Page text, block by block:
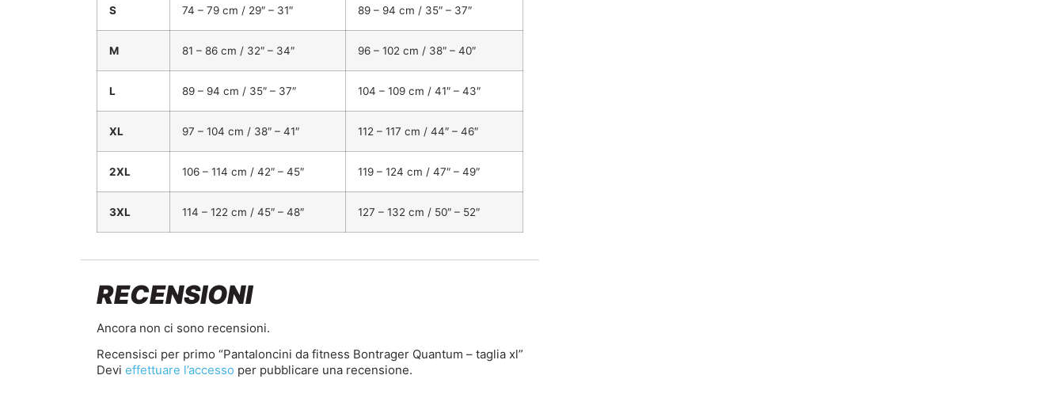
S 74 – 79 cm / 29″ – 31″ 89 – 94 cm / 35″ – 37″
M 81 – 86 cm / 32″ – 34″ 96 – 102 cm / 38″ – 40″
L 89 – 94 cm / 35″ – 37″ 104 – 109 cm / 41″ – 43″
XL 97 – 104 cm / 38″ – 41″ 112 – 117 cm / 44″ – 46″
2XL 106 – 114 cm / 42″ – 45″ 119 – 124 cm / 47″ – 49″
3XL 114 – 122 cm / 45″ – 48″ 127 – 132 cm / 50″ – 52″
RECENSIONI
Ancora non ci sono recensioni.
Recensisci per primo “Pantaloncini da fitness Bontrager Quantum – taglia xl”
Devi effettuare l’accesso per pubblicare una recensione.